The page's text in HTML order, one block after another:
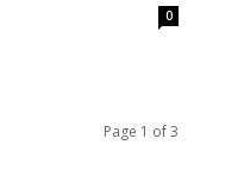
0
Page 1 of 3